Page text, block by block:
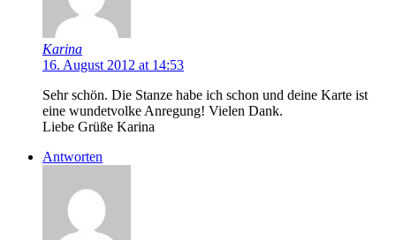
Karina
16. August 2012 at 14:53
Sehr schön. Die Stanze habe ich schon und deine Karte ist
eine wundetvolke Anregung! Vielen Dank.
Liebe Grüße Karina
Antworten